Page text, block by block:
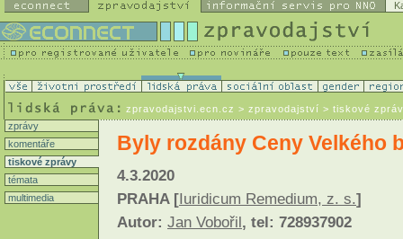
zpravodajstvi.ecn.cz > zpravodajství > tiskové
zprávy
komentáře
tiskové zprávy
témata
multimedia
Byly rozdány Ceny Velkého
4.3.2020
PRAHA [ Iuridicum Remedium, z. s.]
Autor: Jan Vobořil , tel: 728937902